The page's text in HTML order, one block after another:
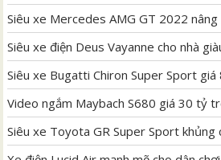
Siêu xe Mercedes AMG GT 2022 nâng
Siêu xe điện Deus Vayanne cho nhà
Siêu xe Bugatti Chiron Super Sport
Video ngắm Maybach S680 giá 30 tỷ
Siêu xe Toyota GR Super Sport khủng